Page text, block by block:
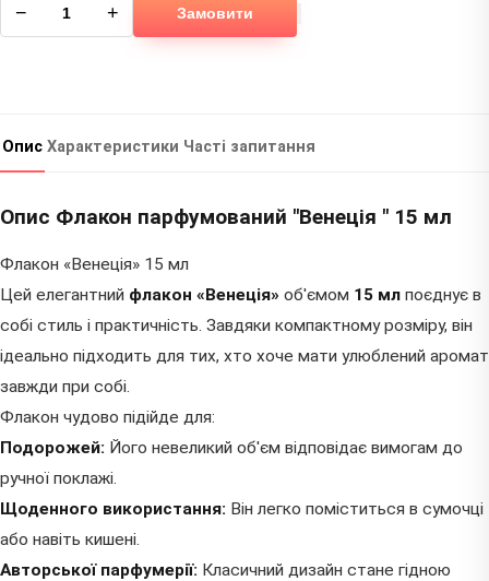
− + Замовити
Опис Характеристики Часті запитання
Опис Флакон парфумований "Венеція " 15 мл
Флакон «Венеція» 15 мл
Цей елегантний флакон «Венеція» об'ємом 15 мл поєднує в
собі стиль і практичність. Завдяки компактному розміру, він
ідеально підходить для тих, хто хоче мати улюблений аромат
завжди при собі.
Флакон чудово підійде для:
Подорожей: Його невеликий об'єм відповідає вимогам до
ручної поклажі.
Щоденного використання: Він легко поміститься в сумочці
або навіть кишені.
Авторської парфумерії: Класичний дизайн стане гідною